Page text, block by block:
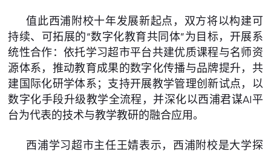
值此西浦附校十年发展新起点，双方将以构建可
持续、可拓展的“数字化教育共同体”为目标，开展系
统性合作：依托学习超市平台共建优质课程与名师资
源体系，推动教育成果的数字化传播与品牌提升，共
建国际化研学体系；支持开展教学管理创新试点，以
数字化手段升级教学全流程，并深化以西浦君谋AI平
台为代表的技术与教学教研的融合应用。
西浦学习超市主任王婧表示，西浦附校是大学探